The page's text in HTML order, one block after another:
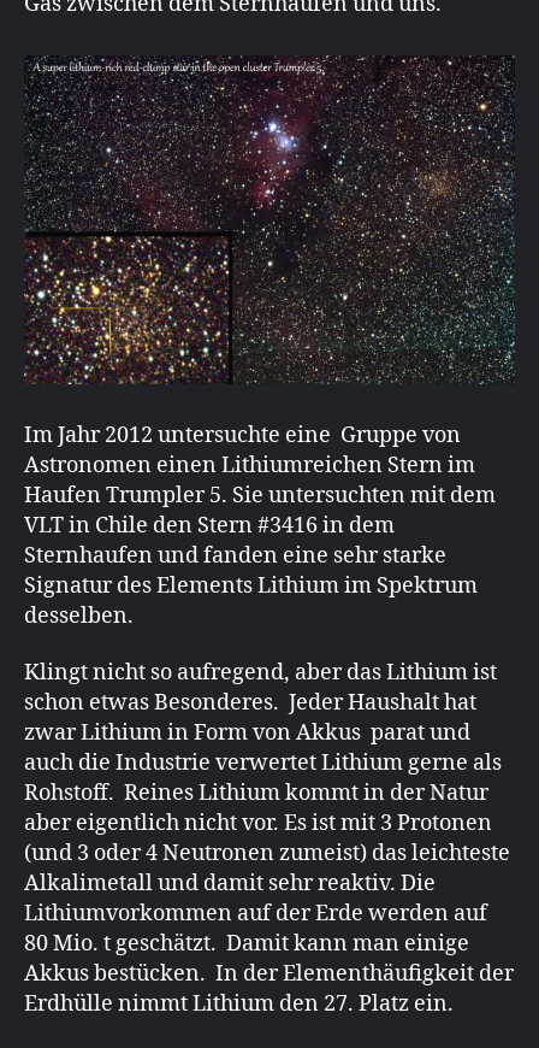
Im Jahr 2012 untersuchte eine Gruppe von
Astronomen einen Lithiumreichen Stern im
Haufen Trumpler 5. Sie untersuchten mit dem
VLT in Chile den Stern #3416 in dem
Sternhaufen und fanden eine sehr starke
Signatur des Elements Lithium im Spektrum
desselben.
Klingt nicht so aufregend, aber das Lithium ist
schon etwas Besonderes. Jeder Haushalt hat
zwar Lithium in Form von Akkus parat und
auch die Industrie verwertet Lithium gerne als
Rohstoff. Reines Lithium kommt in der Natur
aber eigentlich nicht vor. Es ist mit 3 Protonen
(und 3 oder 4 Neutronen zumeist) das leichteste
Alkalimetall und damit sehr reaktiv. Die
Lithiumvorkommen auf der Erde werden auf
80 Mio. t geschätzt. Damit kann man einige
Akkus bestücken. In der Elementhäufigkeit der
Erdhülle nimmt Lithium den 27. Platz ein.